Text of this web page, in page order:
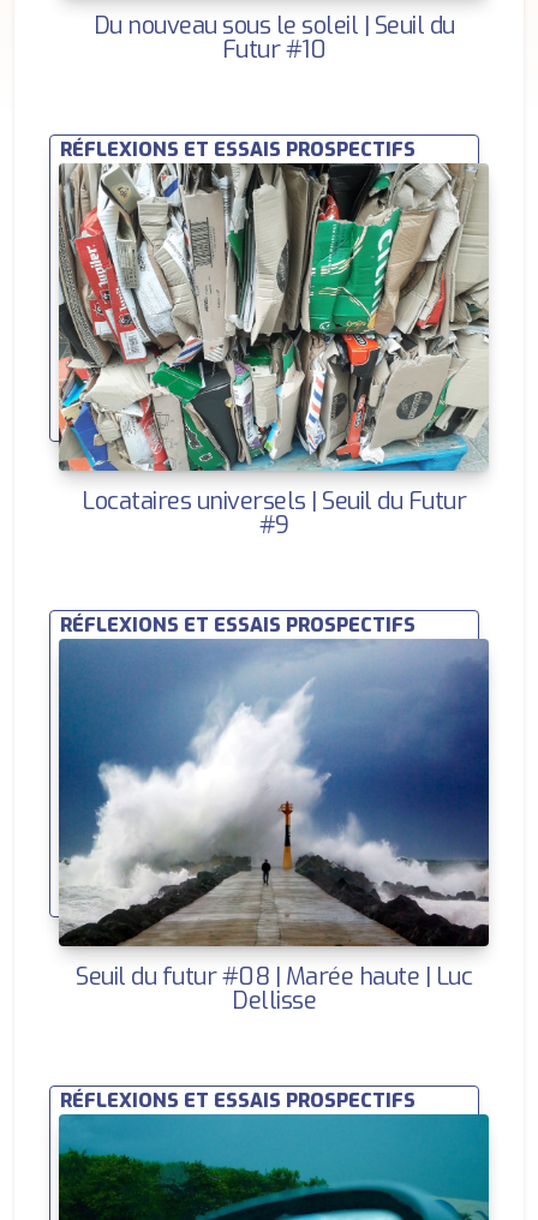
Du nouveau sous le soleil | Seuil du
Futur #10
RÉFLEXIONS ET ESSAIS PROSPECTIFS
Locataires universels | Seuil du Futur
#9
RÉFLEXIONS ET ESSAIS PROSPECTIFS
Seuil du futur #08 | Marée haute | Luc
Dellisse
RÉFLEXIONS ET ESSAIS PROSPECTIFS